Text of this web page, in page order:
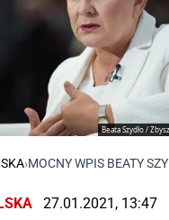
Beata Szydło /
›MOCNY WPIS BEATY
27.01.2021, 13:47